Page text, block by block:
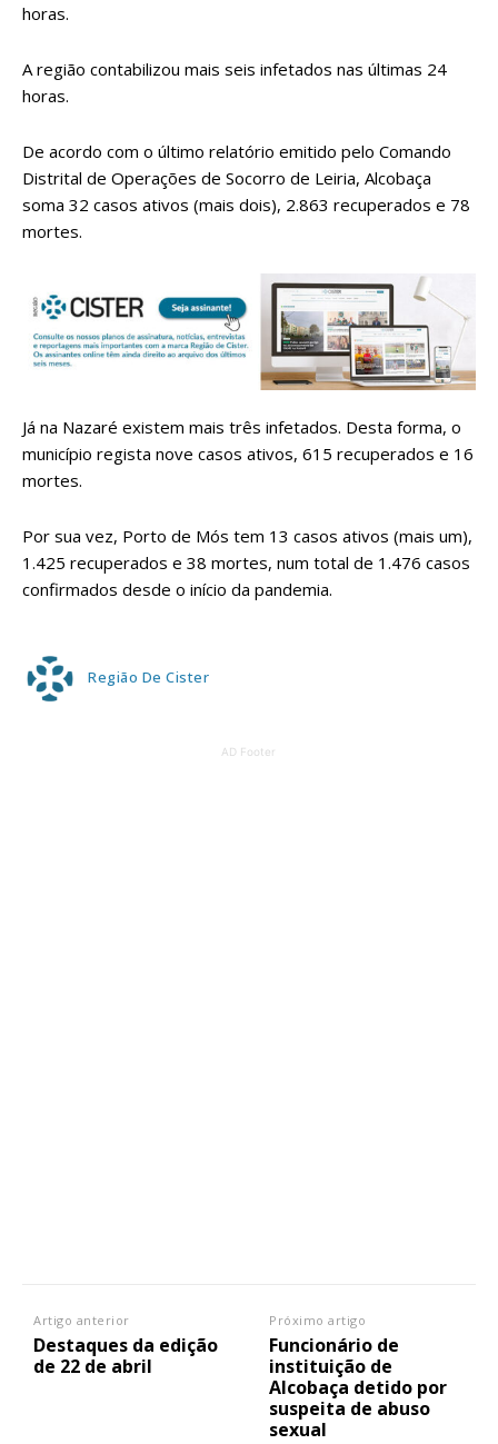
horas.
A região contabilizou mais seis infetados nas últimas 24
horas.
De acordo com o último relatório emitido pelo Comando
Distrital de Operações de Socorro de Leiria, Alcobaça
soma 32 casos ativos (mais dois), 2.863 recuperados e 78
mortes.
Já na Nazaré existem mais três infetados. Desta forma, o
município regista nove casos ativos, 615 recuperados e 16
mortes.
Por sua vez, Porto de Mós tem 13 casos ativos (mais um),
1.425 recuperados e 38 mortes, num total de 1.476 casos
confirmados desde o início da pandemia.
Região De Cister
AD Footer
Artigo anterior
Destaques da edição
de 22 de abril
Próximo artigo
Funcionário de
instituição de
Alcobaça detido por
suspeita de abuso
sexual